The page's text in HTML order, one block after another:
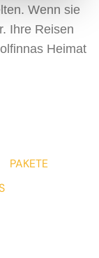
Wenn sie
Ihre Reisen
Heimat
PAKETE